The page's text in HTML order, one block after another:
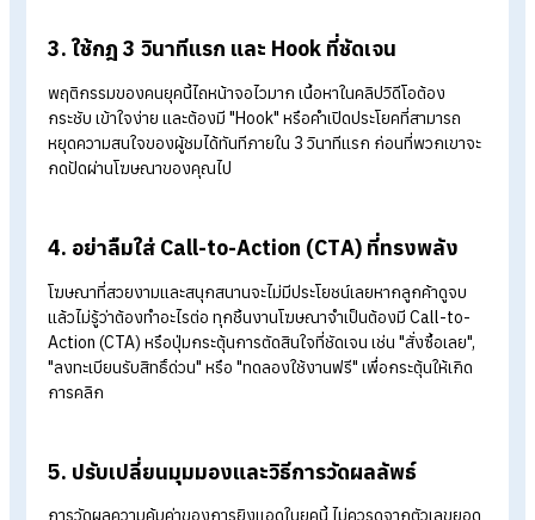
1. ใช้เทคโนโลยี AI และ Data ให้เป็น
ปรับเปลี่ยนจากการพยายามจำกัดกลุ่มเป้าหมายให้แคบ มาเป็นการ
ระบบการจัดการแคมเปญอัตโนมัติที่ขับเคลื่อนด้วย
ใช้ Advantage+ บน Meta Ads หรือ Performance Max บน
Google Ads เพื่อปล่อยให้ Algorithm ทำหน้าที่คำนวณและปรับ
แคมเปญ (Optimize) ให้มีประสิทธิภาพสูงสุดจากข้อมูลพฤติกรร
จริงของผู้ใช้งาน
2. ลงทุนกับ Creative Strategy เพราะโฆษณา
ต้องหยุดสายตาได้